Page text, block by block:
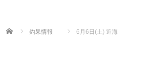
Home 釣果情報 6月6日(土) 近海